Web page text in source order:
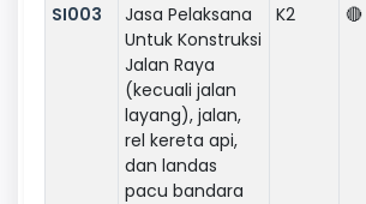
SI003
Jasa Pelaksana
Untuk Konstruksi
Jalan Raya
(kecuali jalan
layang), jalan,
rel kereta api,
dan landas
pacu bandara
K2 🔴